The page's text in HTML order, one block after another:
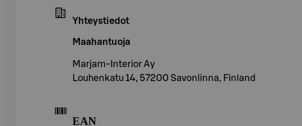
Yhteystiedot
Maahantuoja
Marjam-Interior Ay
Louhenkatu 14, 57200 Savonlinna, Finland
EAN